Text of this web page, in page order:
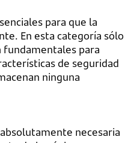
para que la
En esta categoría sólo
fundamentales para
de seguridad
ninguna
necesaria